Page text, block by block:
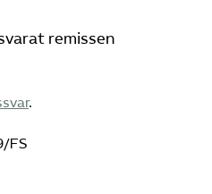
remissen
.
FS